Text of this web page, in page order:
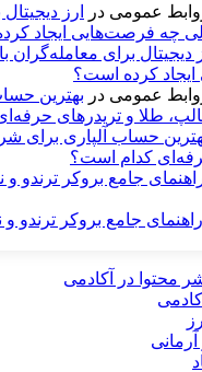
عمومی در
ارز
چه فرصت‌هایی ایجاد
دیجیتال برای معامله‌گران
کرده است؟
عمومی در بهترین
طلا و تریدرهای
حساب آلپاری برای
کدام است؟
جامع بروکر ترندو
راهنمای جامع بروکر ترندو
محتوا در آکادمی